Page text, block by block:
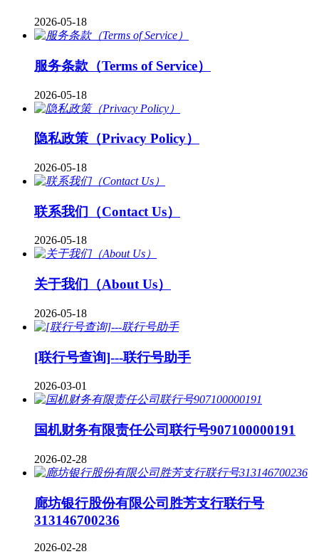
2026-05-18
服务条款（Terms of Service）
2026-05-18
隐私政策（Privacy Policy）
2026-05-18
联系我们（Contact Us）
2026-05-18
关于我们（About Us）
2026-05-18
[联行号查询]---联行号助手
2026-03-01
国机财务有限责任公司联行号907100000191
2026-02-28
廊坊银行股份有限公司胜芳支行联行号
313146700236
2026-02-28